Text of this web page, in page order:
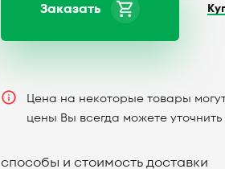
Заказать
Цена на некоторые товары
цены Вы всегда можете
способы и стоимость доставки